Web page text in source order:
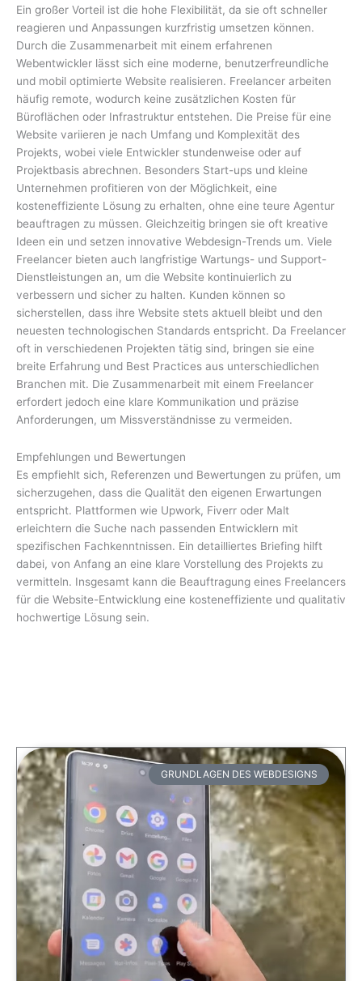
Ein großer Vorteil ist die hohe Flexibilität, da sie oft schneller
reagieren und Anpassungen kurzfristig umsetzen können.
Durch die Zusammenarbeit mit einem erfahrenen
Webentwickler lässt sich eine moderne, benutzerfreundliche
und mobil optimierte Website realisieren. Freelancer arbeiten
häufig remote, wodurch keine zusätzlichen Kosten für
Büroflächen oder Infrastruktur entstehen. Die Preise für eine
Website variieren je nach Umfang und Komplexität des
Projekts, wobei viele Entwickler stundenweise oder auf
Projektbasis abrechnen. Besonders Start-ups und kleine
Unternehmen profitieren von der Möglichkeit, eine
kosteneffiziente Lösung zu erhalten, ohne eine teure Agentur
beauftragen zu müssen. Gleichzeitig bringen sie oft kreative
Ideen ein und setzen innovative Webdesign-Trends um. Viele
Freelancer bieten auch langfristige Wartungs- und Support-
Dienstleistungen an, um die Website kontinuierlich zu
verbessern und sicher zu halten. Kunden können so
sicherstellen, dass ihre Website stets aktuell bleibt und den
neuesten technologischen Standards entspricht. Da Freelancer
oft in verschiedenen Projekten tätig sind, bringen sie eine
breite Erfahrung und Best Practices aus unterschiedlichen
Branchen mit. Die Zusammenarbeit mit einem Freelancer
erfordert jedoch eine klare Kommunikation und präzise
Anforderungen, um Missverständnisse zu vermeiden.
Empfehlungen und Bewertungen
Es empfiehlt sich, Referenzen und Bewertungen zu prüfen, um
sicherzugehen, dass die Qualität den eigenen Erwartungen
entspricht. Plattformen wie Upwork, Fiverr oder Malt
erleichtern die Suche nach passenden Entwicklern mit
spezifischen Fachkenntnissen. Ein detailliertes Briefing hilft
dabei, von Anfang an eine klare Vorstellung des Projekts zu
vermitteln. Insgesamt kann die Beauftragung eines Freelancers
für die Website-Entwicklung eine kosteneffiziente und qualitativ
hochwertige Lösung sein.
GRUNDLAGEN DES WEBDESIGNS